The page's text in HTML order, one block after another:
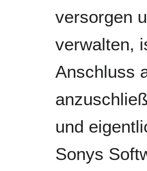
versorgen
verwalten,
Anschluss
und
Sonys